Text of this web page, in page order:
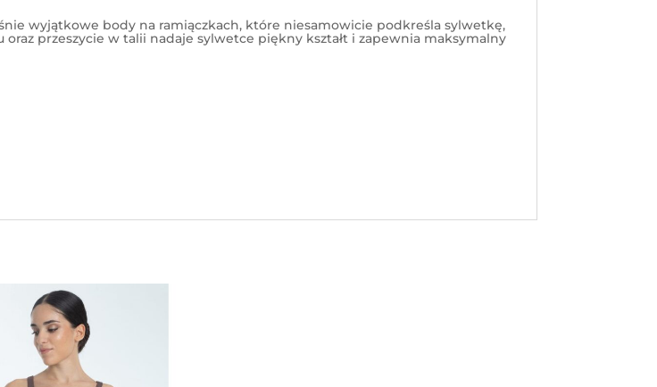
wyjątkowe body na ramiączkach, które niesamowicie podkreśla sylwetkę,
oraz przeszycie w talii nadaje sylwetce piękny kształt i zapewnia maksymalny